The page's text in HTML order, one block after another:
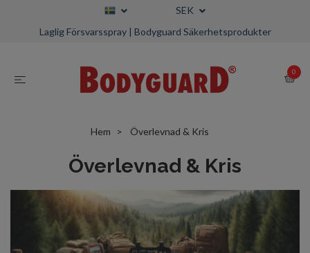
SEK
Laglig Försvarsspray | Bodyguard Säkerhetsprodukter
0
Hem Överlevnad & Kris
Överlevnad & Kris